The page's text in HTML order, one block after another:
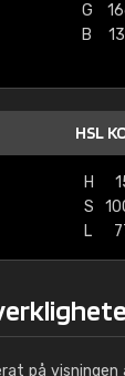
G
B
HSL
H
S
L
på visningen